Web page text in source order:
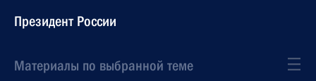
Президент России
Материалы по выбранной теме